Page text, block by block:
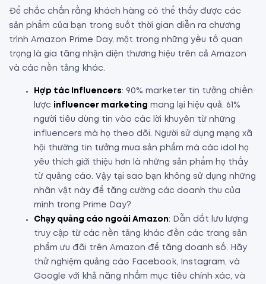
Để chắc chắn rằng khách hàng có thể thấy được các
sản phẩm của bạn trong suốt thời gian diễn ra chương
trình Amazon Prime Day, một trong những yếu tố quan
trọng là gia tăng nhận diện thương hiệu trên cả Amazon
và các nền tảng khác.
Hợp tác Influencers: 90% marketer tin tưởng chiến
lược
influencer marketing mang lại hiệu quả. 61%
người tiêu dùng tin vào các lời khuyên từ những
influencers mà họ theo dõi. Người sử dụng mạng xã
hội thường tin tưởng mua sản phẩm mà các idol họ
yêu thích giới thiệu hơn là những sản phẩm họ thấy
từ quảng cáo. Vậy tại sao bạn không sử dụng những
nhân vật này để tăng cường các doanh thu của
mình trong Prime Day?
Chạy quảng cáo ngoài Amazon: Dẫn dắt lưu lượng
truy cập từ các nền tảng khác đến các trang sản
phẩm ưu đãi trên Amazon để tăng doanh số. Hãy
thử nghiệm quảng cáo Facebook, Instagram, và
Google với khả năng nhắm mục tiêu chính xác, và